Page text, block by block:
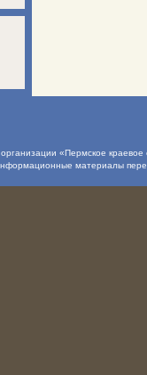
«Пермское
материалы